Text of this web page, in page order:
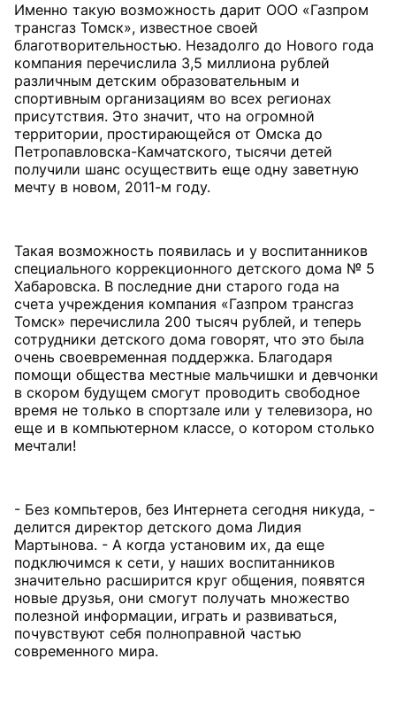
Именно такую возможность дарит ООО «Газпром
трансгаз Томск», известное своей
благотворительностью. Незадолго до Нового года
компания перечислила 3,5 миллиона рублей
различным детским образовательным и
спортивным организациям во всех регионах
присутствия. Это значит, что на огромной
территории, простирающейся от Омска до
Петропавловска-Камчатского, тысячи детей
получили шанс осуществить еще одну заветную
мечту в новом, 2011-м году.
Такая возможность появилась и у воспитанников
специального коррекционного детского дома № 5
Хабаровска. В последние дни старого года на
счета учреждения компания «Газпром трансгаз
Томск» перечислила 200 тысяч рублей, и теперь
сотрудники детского дома говорят, что это была
очень своевременная поддержка. Благодаря
помощи общества местные мальчишки и девчонки
в скором будущем смогут проводить свободное
время не только в спортзале или у телевизора, но
еще и в компьютерном классе, о котором столько
мечтали!
- Без компьтеров, без Интернета сегодня никуда, -
делится директор детского дома Лидия
Мартынова. - А когда установим их, да еще
подключимся к сети, у наших воспитанников
значительно расширится круг общения, появятся
новые друзья, они смогут получать множество
полезной информации, играть и развиваться,
почувствуют себя полноправной частью
современного мира.